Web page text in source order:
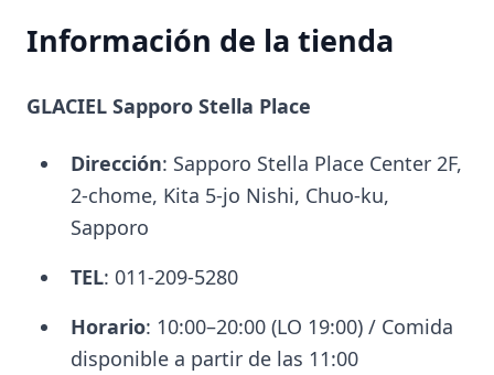
Información de la tienda
GLACIEL Sapporo Stella Place
Dirección: Sapporo Stella Place Center 2F,
2-chome, Kita 5-jo Nishi, Chuo-ku,
Sapporo
TEL: 011-209-5280
Horario: 10:00–20:00 (LO 19:00) / Comida
disponible a partir de las 11:00